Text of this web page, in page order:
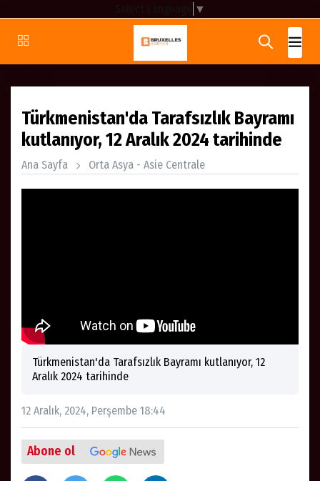
▼
Türkmenistan'da Tarafsızlık Bayramı
kutlanıyor, 12 Aralık 2024 tarihinde
Ana Sayfa Orta Asya - Asie Centrale
Türkmenistan'da Tarafsızlık Bayramı kutlanıyor, 12
Aralık 2024 tarihinde
12 Aralık, 2024, Perşembe 18:44
Abone ol